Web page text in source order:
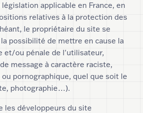
applicable en France, en
relatives à la protection des
le propriétaire du site se
possibilité de mettre en cause la
et/ou pénale de l'utilisateur,
message à caractère raciste,
pornographique, quel que soit le
photographie…).
les développeurs du site